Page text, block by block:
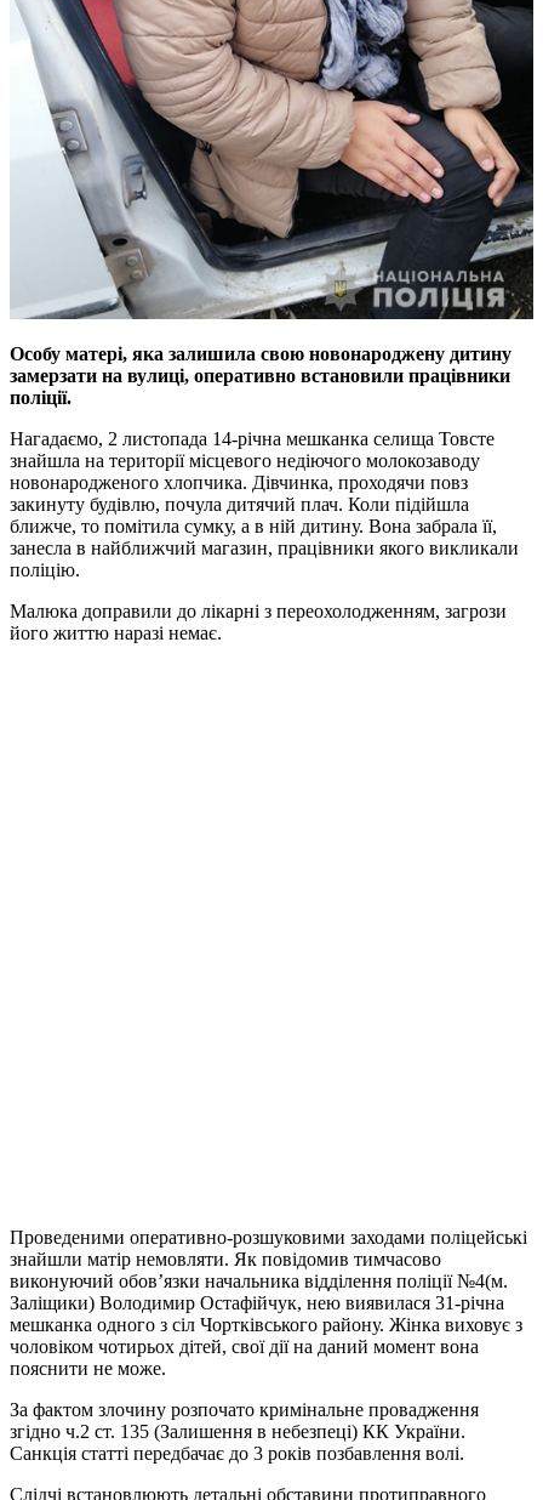
Особу матері, яка залишила свою новонароджену дитину
замерзати на вулиці, оперативно встановили працівники
поліції.
Нагадаємо, 2 листопада 14-річна мешканка селища Товсте
знайшла на території місцевого недіючого молокозаводу
новонародженого хлопчика. Дівчинка, проходячи повз
закинуту будівлю, почула дитячий плач. Коли підійшла
ближче, то помітила сумку, а в ній дитину. Вона забрала її,
занесла в найближчий магазин, працівники якого викликали
поліцію.
Малюка доправили до лікарні з переохолодженням, загрози
його життю наразі немає.
Проведеними оперативно-розшуковими заходами поліцейські
знайшли матір немовляти. Як повідомив тимчасово
виконуючий обов’язки начальника відділення поліції №4(м.
Заліщики) Володимир Остафійчук, нею виявилася 31-річна
мешканка одного з сіл Чортківського району. Жінка виховує з
чоловіком чотирьох дітей, свої дії на даний момент вона
пояснити не може.
За фактом злочину розпочато кримінальне провадження
згідно ч.2 ст. 135 (Залишення в небезпеці) КК України.
Санкція статті передбачає до 3 років позбавлення волі.
Слідчі встановлюють детальні обставини протиправного